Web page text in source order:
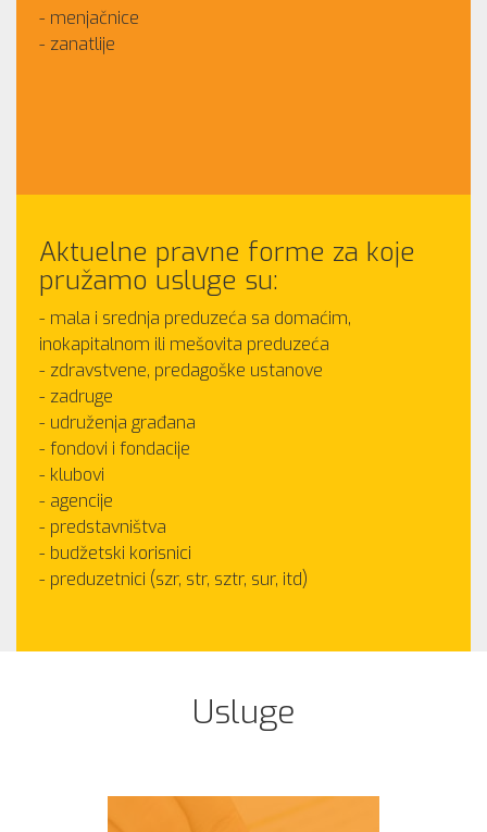
menjačnice
zanatlije
Aktuelne pravne forme za koje
pružamo usluge su:
mala i srednja preduzeća sa domaćim,
inokapitalnom ili mešovita preduzeća
zdravstvene, predagoške ustanove
zadruge
udruženja građana
fondovi i fondacije
klubovi
agencije
predstavništva
budžetski korisnici
preduzetnici (szr, str, sztr, sur, itd)
Usluge